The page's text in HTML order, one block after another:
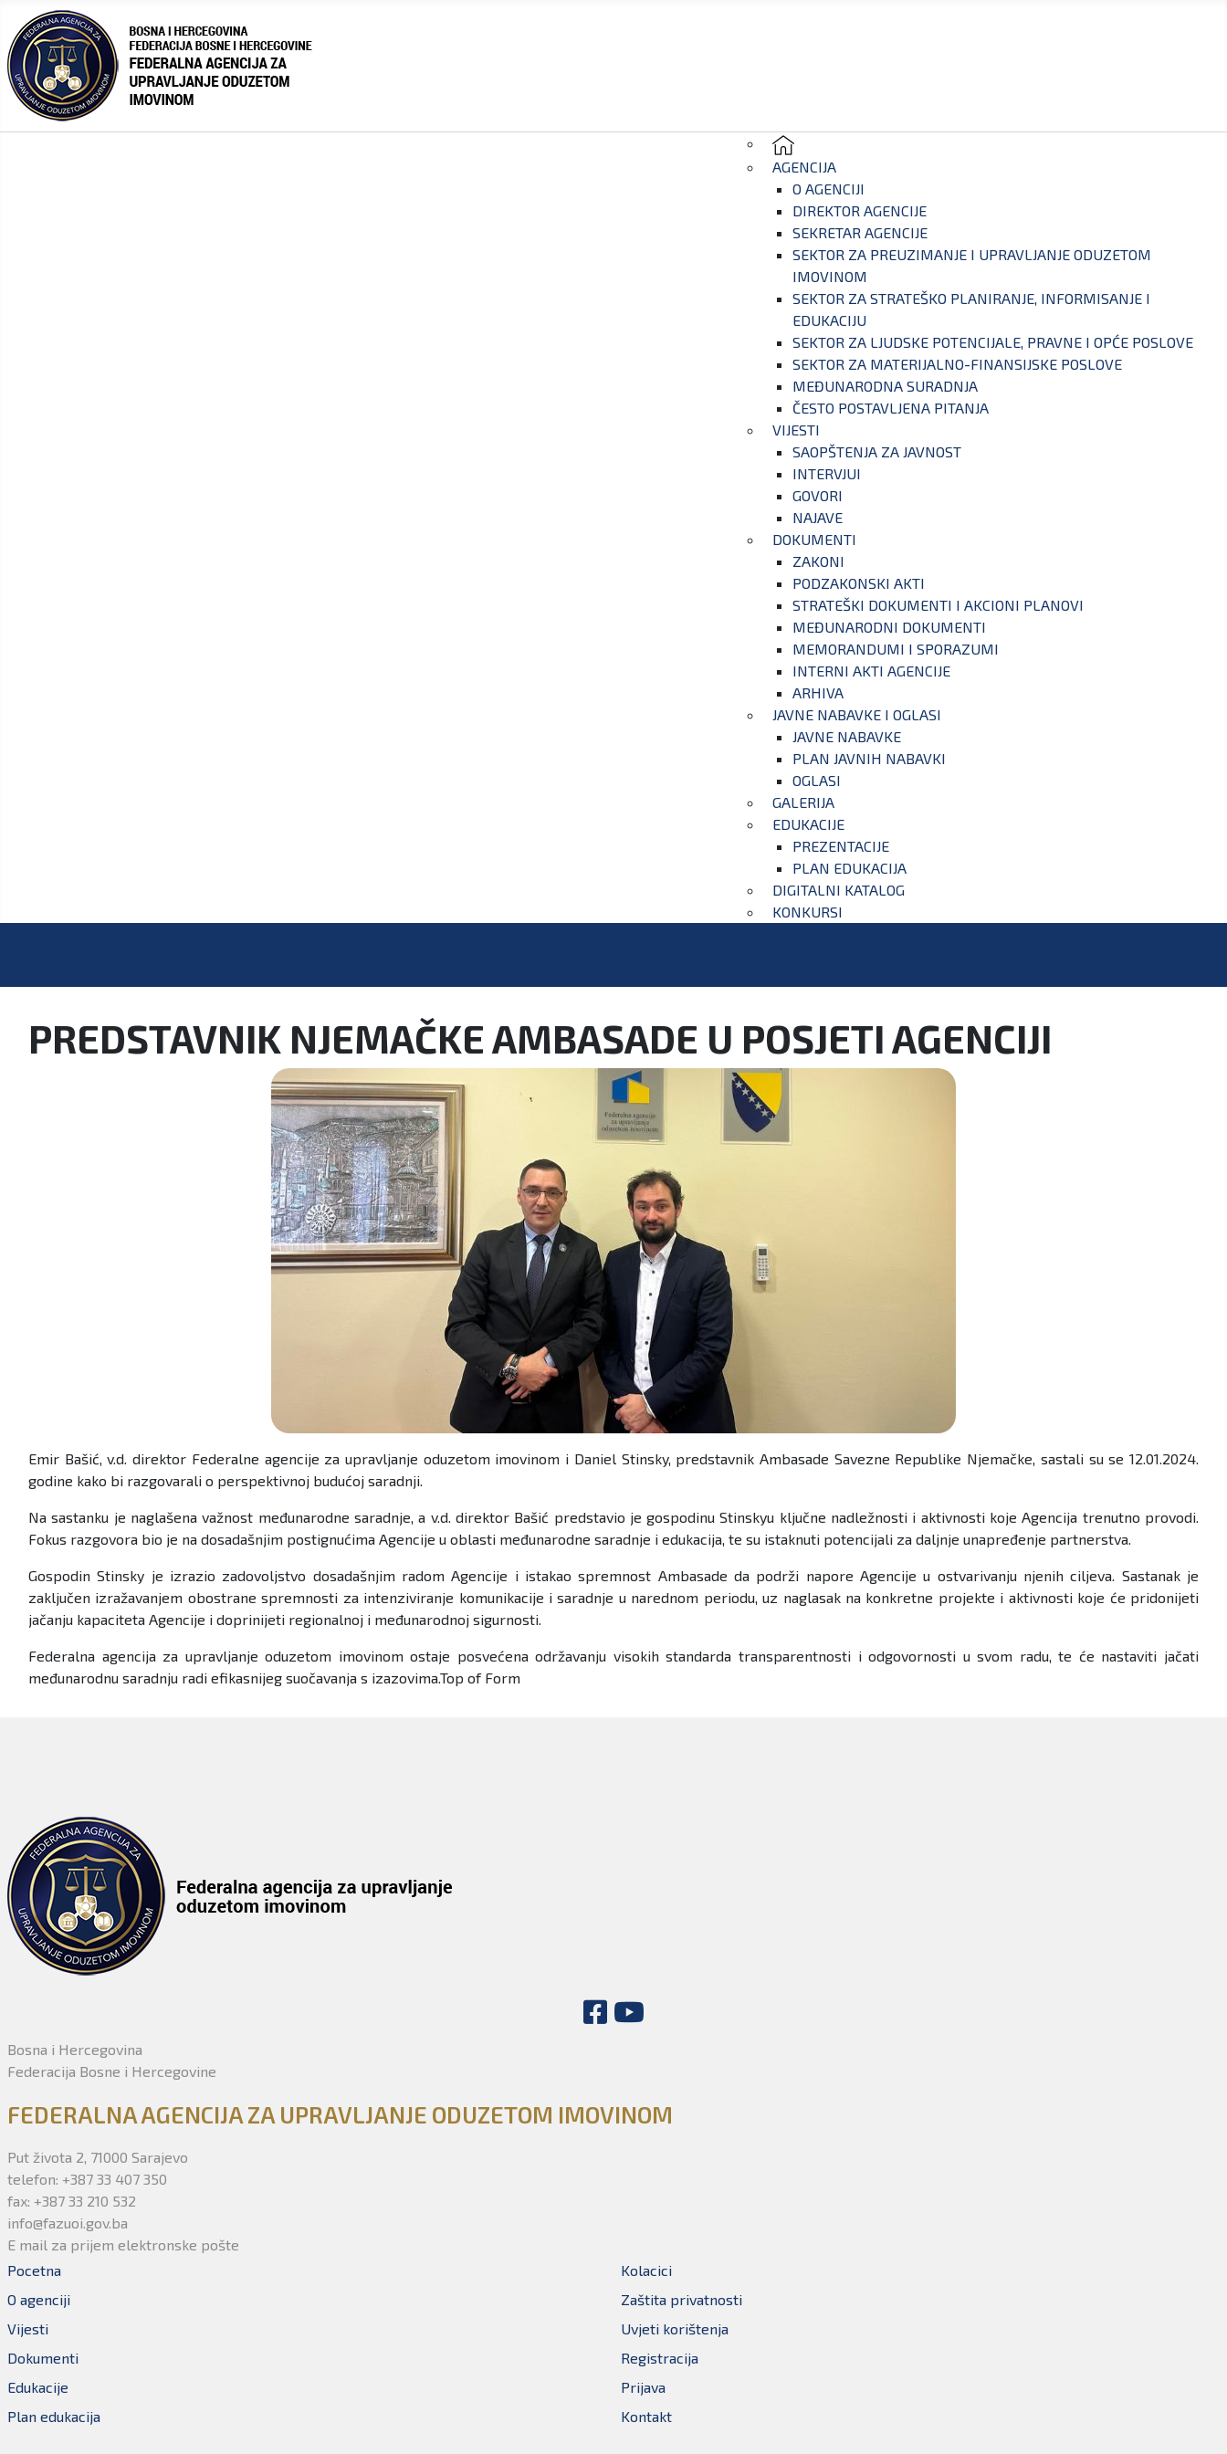
AGENCIJA
O AGENCIJI
DIREKTOR AGENCIJE
SEKRETAR AGENCIJE
SEKTOR ZA PREUZIMANJE I UPRAVLJANJE ODUZETOM
IMOVINOM
SEKTOR ZA STRATEŠKO PLANIRANJE, INFORMISANJE I
EDUKACIJU
SEKTOR ZA LJUDSKE POTENCIJALE, PRAVNE I OPĆE POSLOVE
SEKTOR ZA MATERIJALNO-FINANSIJSKE POSLOVE
MEĐUNARODNA SURADNJA
ČESTO POSTAVLJENA PITANJA
VIJESTI
SAOPŠTENJA ZA JAVNOST
INTERVJUI
GOVORI
NAJAVE
DOKUMENTI
ZAKONI
PODZAKONSKI AKTI
STRATEŠKI DOKUMENTI I AKCIONI PLANOVI
MEĐUNARODNI DOKUMENTI
MEMORANDUMI I SPORAZUMI
INTERNI AKTI AGENCIJE
ARHIVA
JAVNE NABAVKE I OGLASI
JAVNE NABAVKE
PLAN JAVNIH NABAVKI
OGLASI
GALERIJA
EDUKACIJE
PREZENTACIJE
PLAN EDUKACIJA
DIGITALNI KATALOG
KONKURSI
PREDSTAVNIK NJEMAČKE AMBASADE U POSJETI AGENCIJI
Emir Bašić, v.d. direktor Federalne agencije za upravljanje oduzetom imovinom i Daniel Stinsky, predstavnik Ambasade Savezne Republike Njemačke, sastali su se 12.01.2024.
godine kako bi razgovarali o perspektivnoj budućoj saradnji.
Na sastanku je naglašena važnost međunarodne saradnje, a v.d. direktor Bašić predstavio je gospodinu Stinskyu ključne nadležnosti i aktivnosti koje Agencija trenutno provodi.
Fokus razgovora bio je na dosadašnjim postignućima Agencije u oblasti međunarodne saradnje i edukacija, te su istaknuti potencijali za daljnje unapređenje partnerstva.
Gospodin Stinsky je izrazio zadovoljstvo dosadašnjim radom Agencije i istakao spremnost Ambasade da podrži napore Agencije u ostvarivanju njenih ciljeva. Sastanak je
zaključen izražavanjem obostrane spremnosti za intenziviranje komunikacije i saradnje u narednom periodu, uz naglasak na konkretne projekte i aktivnosti koje će pridonijeti
jačanju kapaciteta Agencije i doprinijeti regionalnoj i međunarodnoj sigurnosti.
Federalna agencija za upravljanje oduzetom imovinom ostaje posvećena održavanju visokih standarda transparentnosti i odgovornosti u svom radu, te će nastaviti jačati
međunarodnu saradnju radi efikasnijeg suočavanja s izazovima.Top of Form
Bosna i Hercegovina
Federacija Bosne i Hercegovine
FEDERALNA AGENCIJA ZA UPRAVLJANJE ODUZETOM IMOVINOM
Put života 2, 71000 Sarajevo
telefon: +387 33 407 350
fax: +387 33 210 532
info@fazuoi.gov.ba
E mail za prijem elektronske pošte
Pocetna
O agenciji
Vijesti
Dokumenti
Edukacije
Plan edukacija
Kolacici
Zaštita privatnosti
Uvjeti korištenja
Registracija
Prijava
Kontakt